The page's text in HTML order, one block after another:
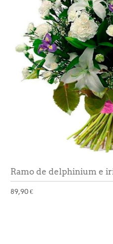
Ramo de delphinium e
89,90 €